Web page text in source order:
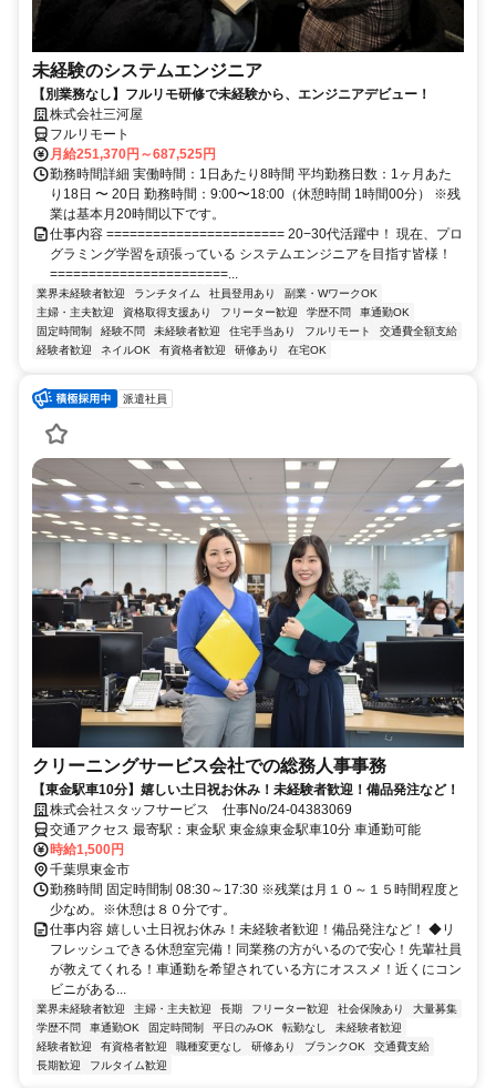
未経験のシステムエンジニア
【別業務なし】フルリモ研修で未経験から、エンジニアデビュー！
株式会社三河屋
フルリモート
月給251,370円～687,525円
勤務時間詳細 実働時間：1日あたり8時間 平均勤務日数：1ヶ月あた
り18日 〜 20日 勤務時間：9:00〜18:00（休憩時間 1時間00分） ※残
業は基本月20時間以下です。
仕事内容 ======================= 20−30代活躍中！ 現在、プロ
グラミング学習を頑張っている システムエンジニアを目指す皆様！
=======================...
業界未経験者歓迎 ランチタイム 社員登用あり
副業・WワークOK
主婦・主夫歓迎
資格取得支援あり フリーター歓迎 学歴不問
車通勤OK
固定時間制
経験不問 未経験者歓迎 住宅手当あり フルリモート
交通費全額支給
経験者歓迎
ネイルOK 有資格者歓迎 研修あり 在宅OK
派遣社員
クリーニングサービス会社での総務人事事務
【東金駅車10分】嬉しい土日祝お休み！未経験者歓迎！備品発注など！
株式会社スタッフサービス 仕事No/24-04383069
交通アクセス 最寄駅：東金駅 東金線東金駅車10分 車通勤可能
時給1,500円
千葉県東金市
勤務時間 固定時間制 08:30～17:30 ※残業は月１０～１５時間程度と
少なめ。※休憩は８０分です。
仕事内容 嬉しい土日祝お休み！未経験者歓迎！備品発注など！ ◆リ
フレッシュできる休憩室完備！同業務の方がいるので安心！先輩社員
が教えてくれる！車通勤を希望されている方にオススメ！近くにコン
ビニがある...
業界未経験者歓迎 主婦・主夫歓迎 長期 フリーター歓迎 社会保険あり
大量募集
学歴不問
車通勤OK 固定時間制 平日のみOK 転勤なし
未経験者歓迎
経験者歓迎
有資格者歓迎 職種変更なし 研修あり ブランクOK
交通費支給
長期歓迎
フルタイム歓迎